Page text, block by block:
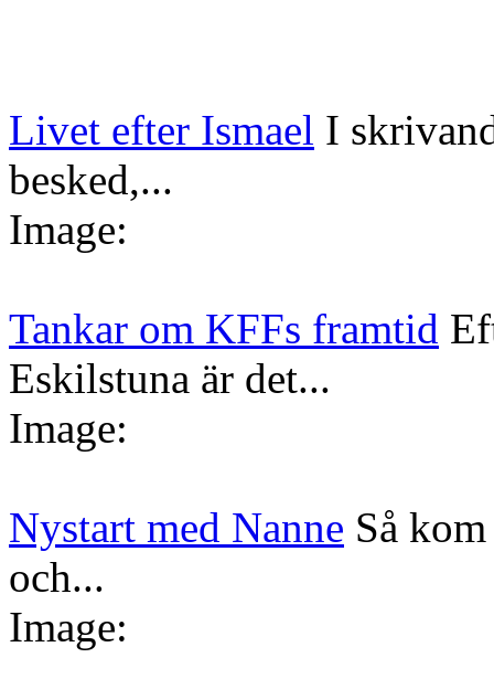
Livet efter Ismael I
besked,...
Image:
Tankar om KFFs framtid
Eskilstuna är det...
Image:
Nystart med Nanne Så
och...
Image: